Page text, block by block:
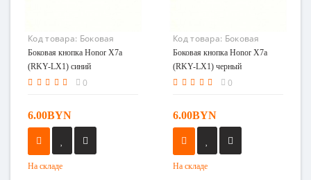
Код товара: Боковая
кнопка Honor X7a (RKY-
LX1) синий
Боковая кнопка Honor X7a
(RKY-LX1) синий
0
6.00BYN
На складе
Код товара: Боковая
кнопка Honor X7a (RKY-
LX1) черный
Боковая кнопка Honor X7a
(RKY-LX1) черный
0
6.00BYN
На складе